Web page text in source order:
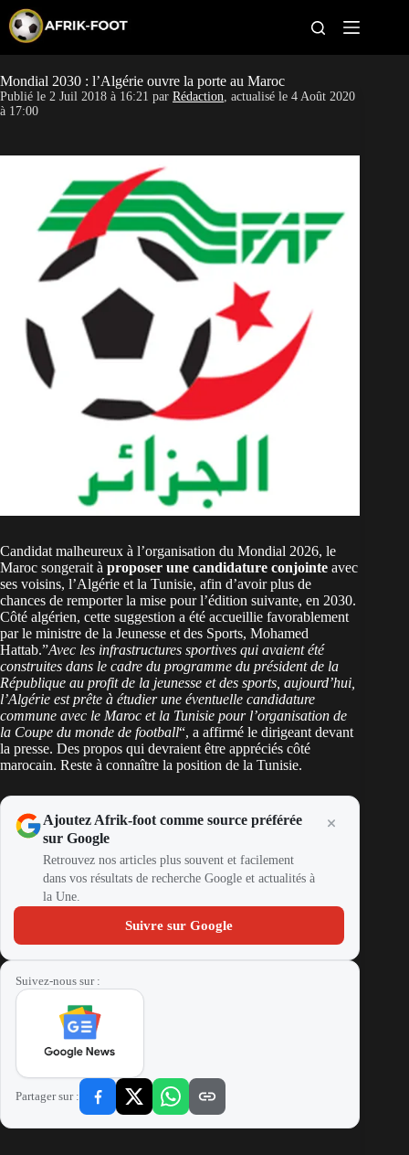
p
t
o
c
t
CAN féminine
Clubs
Classement
Paris sportifs
Mondial 2030 : l’Algérie ouvre la porte au Maroc
Publié le 2 Juil 2018 à 16:21 par Rédaction, actualisé le 4 Août 2020
à 17:00
Candidat malheureux à l’organisation du Mondial 2026, le
Maroc songerait à proposer une candidature conjointe avec
ses voisins, l’Algérie et la Tunisie, afin d’avoir plus de
chances de remporter la mise pour l’édition suivante, en 2030.
Côté algérien, cette suggestion a été accueillie favorablement
par le ministre de la Jeunesse et des Sports, Mohamed
Hattab.”Avec les infrastructures sportives qui avaient été
construites dans le cadre du programme du président de la
République au profit de la jeunesse et des sports, aujourd’hui,
l’Algérie est prête à étudier une éventuelle candidature
commune avec le Maroc et la Tunisie pour l’organisation de
la Coupe du monde de football“, a affirmé le dirigeant devant
la presse. Des propos qui devraient être appréciés côté
marocain. Reste à connaître la position de la Tunisie.
Ajoutez Afrik-foot comme source préférée
sur Google
Retrouvez nos articles plus souvent et facilement
dans vos résultats de recherche Google et actualités à
la Une.
Suivre sur Google
Suivez-nous sur :
Partager sur :